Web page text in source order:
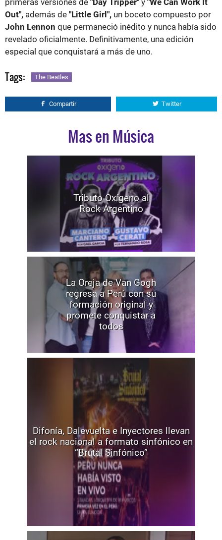
primeras versiones de "Day Tripper" y "We Can Work It
Out", además de "Little Girl", un boceto compuesto por
John Lennon que permaneció inédito y nunca había sido
revelado oficialmente. Definitivamente, una edición
especial que conquistará a más de uno.
Tags: The Beatles
Compartir Twitter
Mas en Música
Tributo Oxígeno al
Rock Argentino
La Oreja de Van Gogh
regresa a Perú con su
formación original y
promete conquistar a
todos
Difonía, Dalevuelta e Inyectores llevan
el rock nacional a formato sinfónico en
“Brutal Sinfónico”